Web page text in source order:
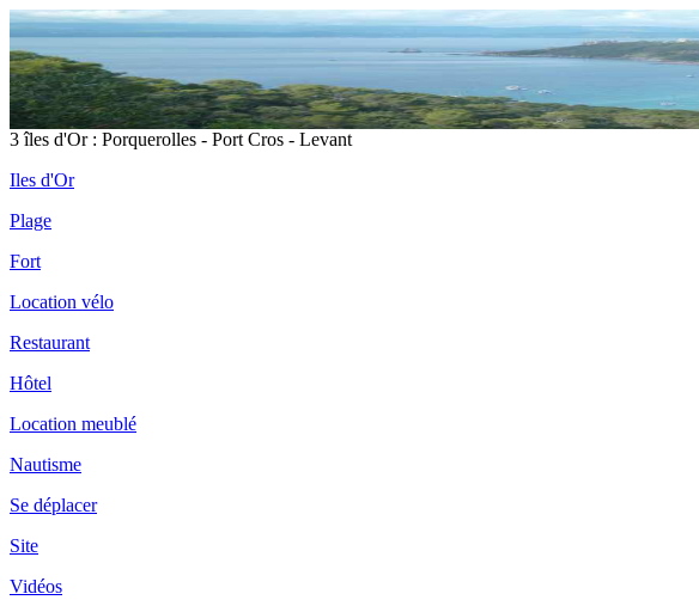
3 îles d'Or : Porquerolles - Port Cros - Levant
Iles d'Or
Plage
Fort
Location vélo
Restaurant
Hôtel
Location meublé
Nautisme
Se déplacer
Site
Vidéos